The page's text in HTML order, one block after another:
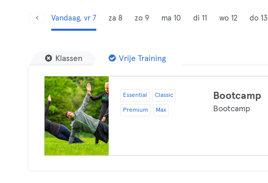
Vandaag, vr 7 za 8 zo 9 ma 10 di 11 wo 12 do 13
Klassen Vrije Training
Essential Classic
Premium Max
Bootcamp
Bootcamp